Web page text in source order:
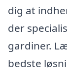
dig at
der
gardiner.
bedste